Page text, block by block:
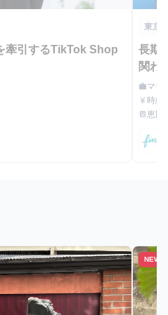
牽引するTikTok Shop
東京
長期
関わ
職種
workマー
給与
currency_yen 時給
最寄駅
train 恵比
NEW